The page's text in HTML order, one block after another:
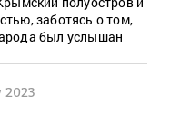
заботясь о том,
был услышан
2023